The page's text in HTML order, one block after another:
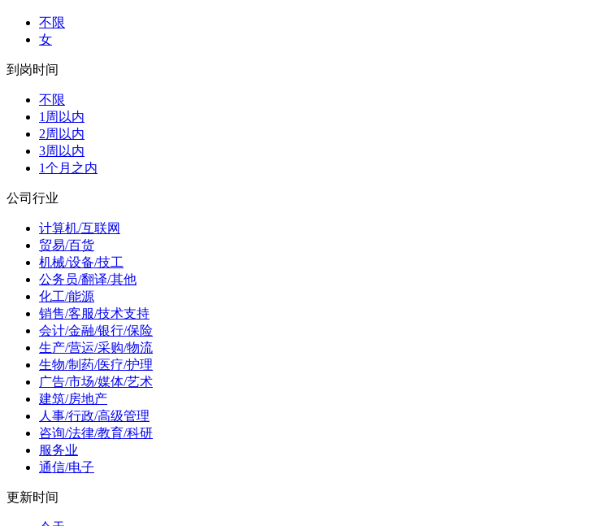
不限
女
到岗时间
不限
1周以内
2周以内
3周以内
1个月之内
公司行业
计算机/互联网
贸易/百货
机械/设备/技工
公务员/翻译/其他
化工/能源
销售/客服/技术支持
会计/金融/银行/保险
生产/营运/采购/物流
生物/制药/医疗/护理
广告/市场/媒体/艺术
建筑/房地产
人事/行政/高级管理
咨询/法律/教育/科研
服务业
通信/电子
更新时间